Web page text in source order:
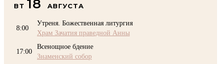
ВТ 18 АВГУСТА
8:00
Утреня. Божественная литургия
Храм Зачатия праведной Анны
17:00
Всенощное бдение
Знаменский собор